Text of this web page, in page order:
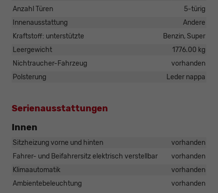
Anzahl Türen
5-türig
Innenausstattung
Andere
Kraftstoff: unterstützte
Benzin, Super
Leergewicht
1776.00 kg
Nichtraucher-Fahrzeug
vorhanden
Polsterung
Leder nappa
Serienausstattungen
Innen
Sitzheizung vorne und hinten
vorhanden
Fahrer- und Beifahrersitz elektrisch verstellbar
vorhanden
Klimaautomatik
vorhanden
Ambientebeleuchtung
vorhanden